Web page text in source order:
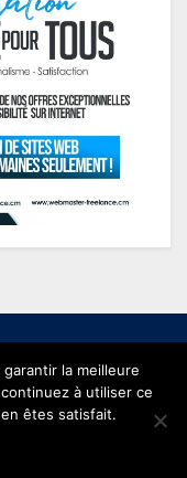
by Webmaster
la meilleure
à utiliser ce
êtes satisfait.